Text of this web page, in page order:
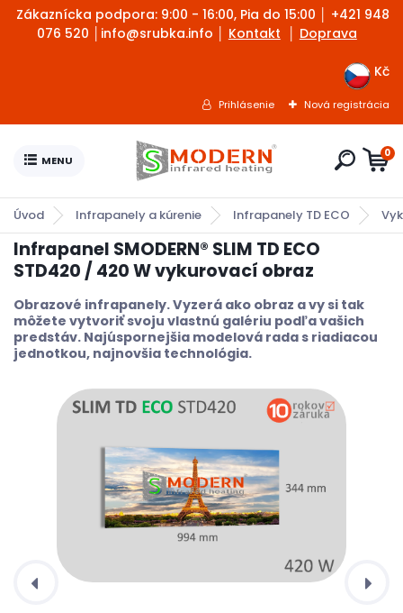
Zákaznícka podpora: 9:00 - 16:00, Pia do 15:00 │ +421 948
076 520 │info@srubka.info
Kontakt Doprava
Kč
Prihlásenie Nová registrácia
0
Úvod Infrapanely a kúrenie Infrapanely TD ECO
Infrapanel SMODERN® SLIM TD ECO
STD420 / 420 W vykurovací obraz
Obrazové infrapanely. Vyzerá ako obraz a vy si tak
môžete vytvoriť svoju vlastnú galériu podľa vašich
predstáv. Najúspornejšia modelová rada s riadiacou
jednotkou, najnovšia technológia.